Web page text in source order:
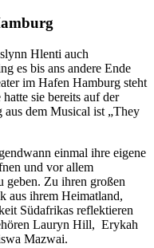
Hlenti auch
es bis ans andere Ende
im Hafen Hamburg steht
sie bereits auf der
dem Musical ist „They
einmal ihre eigene
und vor allem
geben. Zu ihren großen
aus ihrem Heimatland,
Südafrikas reflektieren
Lauryn Hill, Erykah
Mazwai.